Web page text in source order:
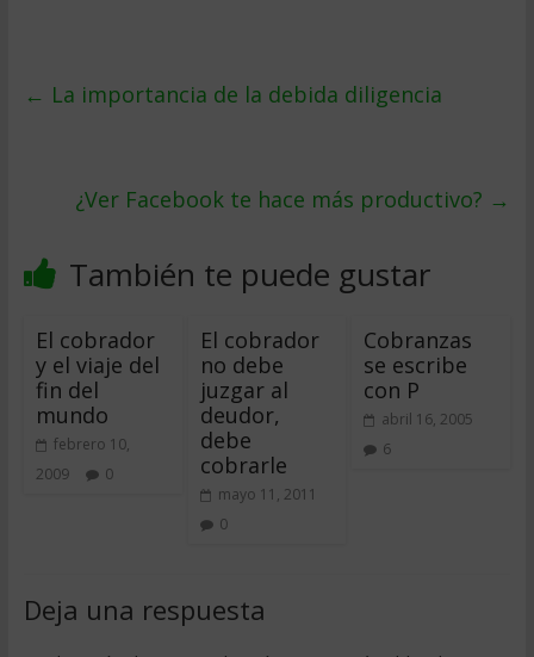
← La importancia de la debida diligencia
¿Ver Facebook te hace más productivo? →
También te puede gustar
El cobrador
y el viaje del
fin del
mundo
febrero 10,
2009
0
El cobrador
no debe
juzgar al
deudor,
debe
cobrarle
mayo 11, 2011
0
Cobranzas
se escribe
con P
abril 16, 2005
6
Deja una respuesta